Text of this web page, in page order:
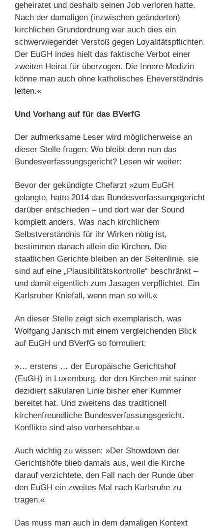
geheiratet und deshalb seinen Job verloren hatte.
Nach der damaligen (inzwischen geänderten)
kirchlichen Grundordnung war auch dies ein
schwerwiegender Verstoß gegen Loyalitätspflichten.
Der EuGH indes hielt das faktische Verbot einer
zweiten Heirat für überzogen. Die Innere Medizin
könne man auch ohne katholisches Eheverständnis
leiten.«
Und Vorhang auf für das BVerfG
Der aufmerksame Leser wird möglicherweise an
dieser Stelle fragen: Wo bleibt denn nun das
Bundesverfassungsgericht? Lesen wir weiter:
Bevor der gekündigte Chefarzt »zum EuGH
gelangte, hatte 2014 das Bundesverfassungsgericht
darüber entschieden – und dort war der Sound
komplett anders. Was nach kirchlichem
Selbstverständnis für ihr Wirken nötig ist,
bestimmen danach allein die Kirchen. Die
staatlichen Gerichte bleiben an der Seitenlinie, sie
sind auf eine „Plausibilitätskontrolle“ beschränkt –
und damit eigentlich zum Jasagen verpflichtet. Ein
Karlsruher Kniefall, wenn man so will.«
An dieser Stelle zeigt sich exemplarisch, was
Wolfgang Janisch mit einem vergleichenden Blick
auf EuGH und BVerfG so formuliert:
»… erstens … der Europäische Gerichtshof
(EuGH) in Luxemburg, der den Kirchen mit seiner
dezidiert säkularen Linie bisher eher Kummer
bereitet hat. Und zweitens das traditionell
kirchenfreundliche Bundesverfassungsgericht.
Konflikte sind also vorhersehbar.«
Auch wichtig zu wissen: »Der Showdown der
Gerichtshöfe blieb damals aus, weil die Kirche
darauf verzichtete, den Fall nach der Runde über
den EuGH ein zweites Mal nach Karlsruhe zu
tragen.«
Das muss man auch in dem damaligen Kontext